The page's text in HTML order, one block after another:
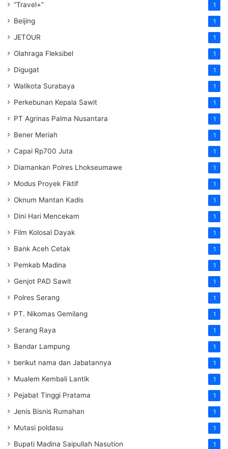
“Travel+” 1
Beijing 1
JETOUR 1
Olahraga Fleksibel 1
Digugat 1
Walikota Surabaya 1
Perkebunan Kepala Sawit 1
PT Agrinas Palma Nusantara 1
Bener Meriah 1
Capai Rp700 Juta 1
Diamankan Polres Lhokseumawe 1
Modus Proyek Fiktif 1
Oknum Mantan Kadis 1
Dini Hari Mencekam 1
Film Kolosal Dayak 1
Bank Aceh Cetak 1
Pemkab Madina 1
Genjot PAD Sawit 1
Polres Serang 1
PT. Nikomas Gemilang 1
Serang Raya 1
Bandar Lampung 1
berikut nama dan Jabatannya 1
Mualem Kembali Lantik 1
Pejabat Tinggi Pratama 1
Jenis Bisnis Rumahan 1
Mutasi poldasu 1
Bupati Madina Saipullah Nasution 1